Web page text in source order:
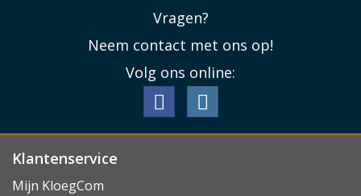
Vragen?
Neem contact met ons op!
Volg ons online:
Klantenservice
Mijn KloegCom